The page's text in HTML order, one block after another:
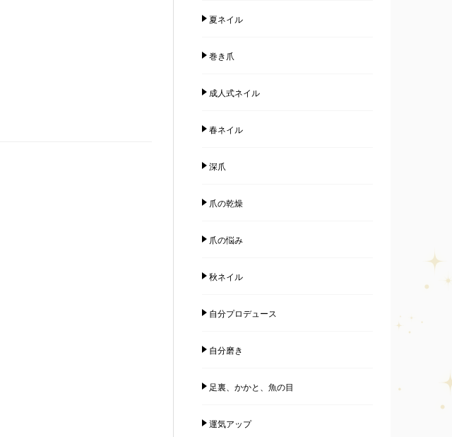
夏ネイル
巻き爪
成人式ネイル
春ネイル
深爪
爪の乾燥
爪の悩み
秋ネイル
自分プロデュース
自分磨き
足裏、かかと、魚の目
運気アップ